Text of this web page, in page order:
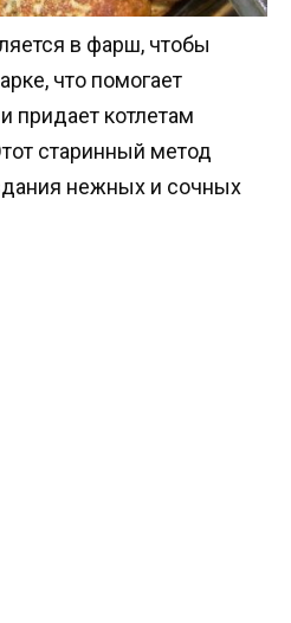
в фарш, чтобы
что помогает
придает котлетам
старинный метод
нежных и сочных